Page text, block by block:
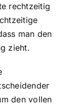
rechtzeitig
man den
zieht.
den vollen